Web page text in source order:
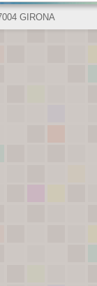
GIRONA